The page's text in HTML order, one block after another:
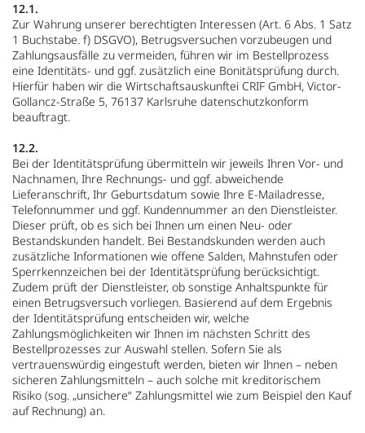
12.1.
Zur Wahrung unserer berechtigten Interessen (Art. 6 Abs. 1 Satz
1 Buchstabe. f) DSGVO), Betrugsversuchen vorzubeugen und
Zahlungsausfälle zu vermeiden, führen wir im Bestellprozess
eine Identitäts- und ggf. zusätzlich eine Bonitätsprüfung durch.
Hierfür haben wir die Wirtschaftsauskunftei CRIF GmbH, Victor-
Gollancz-Straße 5, 76137 Karlsruhe datenschutzkonform
beauftragt.
12.2.
Bei der Identitätsprüfung übermitteln wir jeweils Ihren Vor- und
Nachnamen, Ihre Rechnungs- und ggf. abweichende
Lieferanschrift, Ihr Geburtsdatum sowie Ihre E-Mailadresse,
Telefonnummer und ggf. Kundennummer an den Dienstleister.
Dieser prüft, ob es sich bei Ihnen um einen Neu- oder
Bestandskunden handelt. Bei Bestandskunden werden auch
zusätzliche Informationen wie offene Salden, Mahnstufen oder
Sperrkennzeichen bei der Identitätsprüfung berücksichtigt.
Zudem prüft der Dienstleister, ob sonstige Anhaltspunkte für
einen Betrugsversuch vorliegen. Basierend auf dem Ergebnis
der Identitätsprüfung entscheiden wir, welche
Zahlungsmöglichkeiten wir Ihnen im nächsten Schritt des
Bestellprozesses zur Auswahl stellen. Sofern Sie als
vertrauenswürdig eingestuft werden, bieten wir Ihnen – neben
sicheren Zahlungsmitteln – auch solche mit kreditorischem
Risiko (sog. „unsichere“ Zahlungsmittel wie zum Beispiel den Kauf
auf Rechnung) an.